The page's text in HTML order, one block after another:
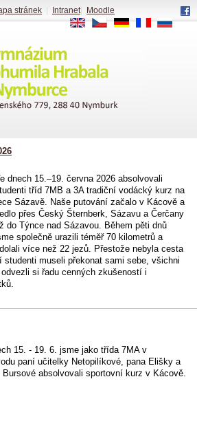
dnech 15.–19. června 2026 absolvovali
tříd 7MB a 3A tradiční vodácký kurz na
Sázavě. Naše putování začalo v Kácově a
přes Český Šternberk, Sázavu a Čerčany
do Týnce nad Sázavou. Během pěti dnů
společně urazili téměř 70 kilometrů a
více než 22 jezů. Přestože nebyla cesta
studenti museli překonat sami sebe, všichni
si řadu cenných zkušeností i
15. - 19. 6. jsme jako třída 7MA v
paní učitelky Netopilíkové, pana Elišky a
Bursové absolvovali sportovní kurz v Kácově.
stránek Intranet|
Moodle
EN
CS DE FR RU